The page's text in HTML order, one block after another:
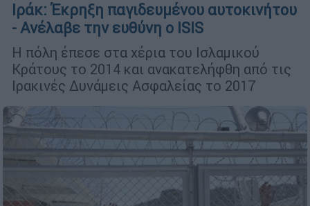
Ιράκ: Έκρηξη παγιδευμένου αυτοκινήτου
- Ανέλαβε την ευθύνη ο ISIS
Η πόλη έπεσε στα χέρια του Ισλαμικού
Κράτους το 2014 και ανακατελήφθη από τις
Ιρακινές Δυνάμεις Ασφαλείας το 2017